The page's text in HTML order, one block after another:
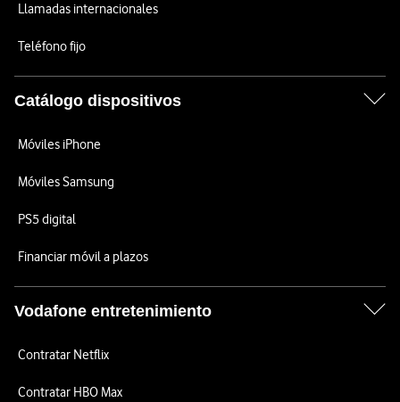
Llamadas internacionales
Teléfono fijo
Catálogo dispositivos
Móviles iPhone
Móviles Samsung
PS5 digital
Financiar móvil a plazos
Vodafone entretenimiento
Contratar Netflix
Contratar HBO Max